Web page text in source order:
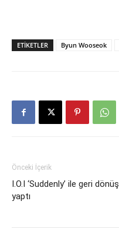
ETIKETLER Byun Wooseok
Önceki İçerik
I.O.I ‘Suddenly’ ile geri dönüş
yaptı